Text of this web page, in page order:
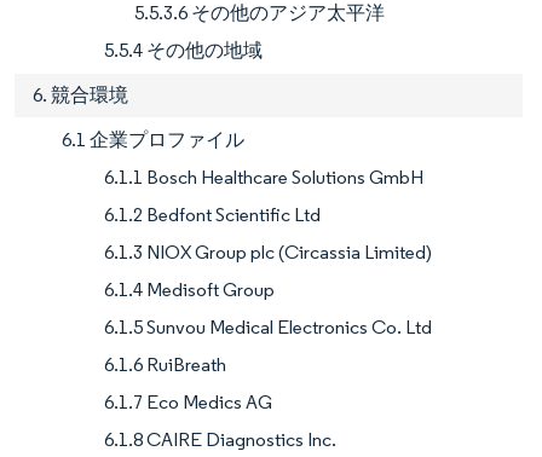
5.5.3.6 その他のアジア太平洋
5.5.4 その他の地域
6. 競合環境
6.1 企業プロファイル
6.1.1 Bosch Healthcare Solutions GmbH
6.1.2 Bedfont Scientific Ltd
6.1.3 NIOX Group plc (Circassia Limited)
6.1.4 Medisoft Group
6.1.5 Sunvou Medical Electronics Co. Ltd
6.1.6 RuiBreath
6.1.7 Eco Medics AG
6.1.8 CAIRE Diagnostics Inc.